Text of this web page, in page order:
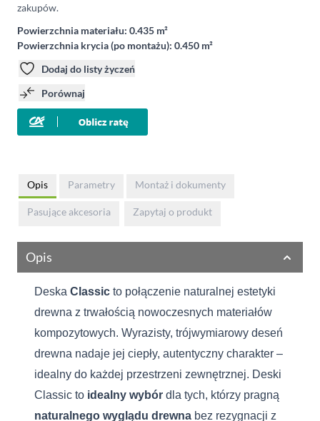
zakupów.
Powierzchnia materiału: 0.435 m²
Powierzchnia krycia (po montażu): 0.450 m²
Dodaj do listy życzeń
Porównaj
Opis Parametry Montaż i dokumenty
Pasujące akcesoria Zapytaj o produkt
Opis
Deska Classic to połączenie naturalnej estetyki
drewna z trwałością nowoczesnych materiałów
kompozytowych. Wyrazisty, trójwymiarowy deseń
drewna nadaje jej ciepły, autentyczny charakter –
idealny do każdej przestrzeni zewnętrznej. Deski
Classic to idealny wybór dla tych, którzy pragną
naturalnego wyglądu drewna bez rezygnacji z